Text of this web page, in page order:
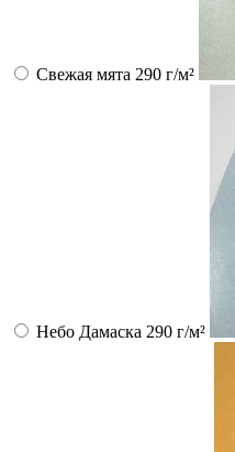
Свежая мята 290 г/м²
Небо Дамаска 290 г/м²